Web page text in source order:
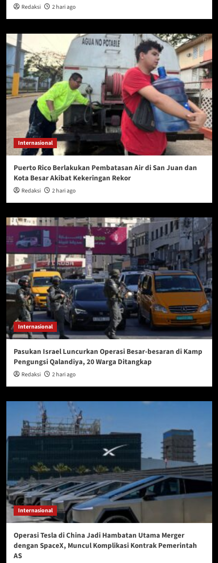
Redaksi 2 hari ago
Internasional
Puerto Rico Berlakukan Pembatasan Air di San Juan dan
Kota Besar Akibat Kekeringan Rekor
Redaksi 2 hari ago
Internasional
Pasukan Israel Luncurkan Operasi Besar-besaran di Kamp
Pengungsi Qalandiya, 20 Warga Ditangkap
Redaksi 2 hari ago
Internasional
Operasi Tesla di China Jadi Hambatan Utama Merger
dengan SpaceX, Muncul Komplikasi Kontrak Pemerintah
AS